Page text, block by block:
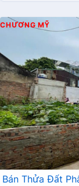
CHƯƠNG MỸ
Bán Thửa Đất